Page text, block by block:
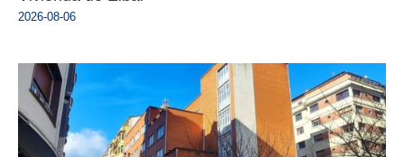
2026-08-06